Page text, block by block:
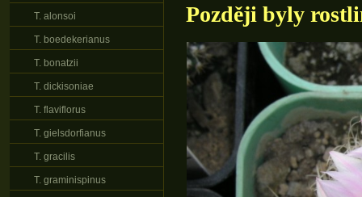
Později byly
T. alonsoi
T. boedekerianus
T. bonatzii
T. dickisoniae
T. flaviflorus
T. gielsdorfianus
T. gracilis
T. graminispinus